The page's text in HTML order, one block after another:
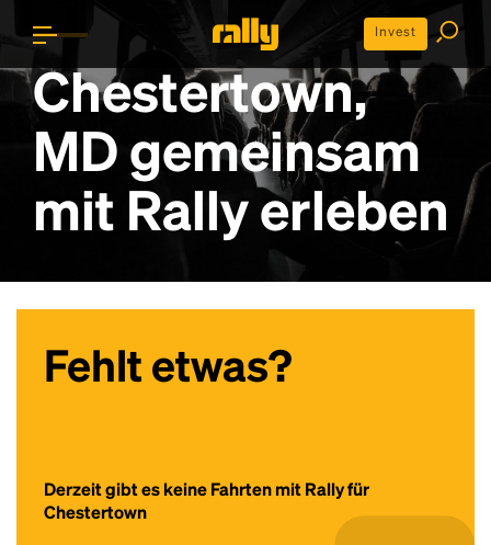
Invest
Chestertown,
MD gemeinsam
mit Rally erleben
Fehlt etwas?
Derzeit gibt es keine Fahrten mit Rally für
Chestertown